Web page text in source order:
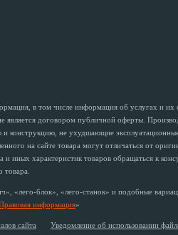
в том числе информация об услугах и
договором публичной оферты.
и конструкцию, не ухудшающие
на сайте товара могут отличаться от
и иных характеристик товаров обращаться к
товара.
«лего-блок», «лего-станок» и подобные
информация»
сайта Уведомление об использовании